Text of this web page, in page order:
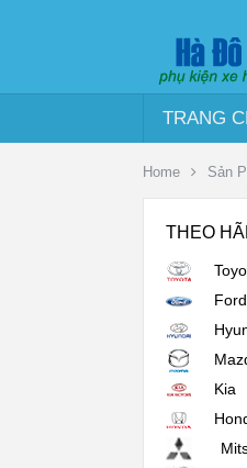
TRANG
Home Sản
THEO
Ford
Kia